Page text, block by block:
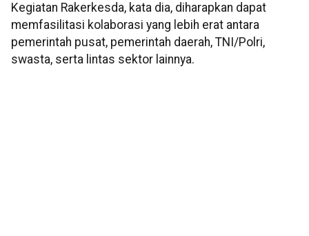
Kegiatan Rakerkesda, kata dia, diharapkan dapat
memfasilitasi kolaborasi yang lebih erat antara
pemerintah pusat, pemerintah daerah, TNI/Polri,
swasta, serta lintas sektor lainnya.